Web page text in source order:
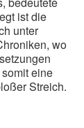
ist die
unter
wo
eine
Streich.